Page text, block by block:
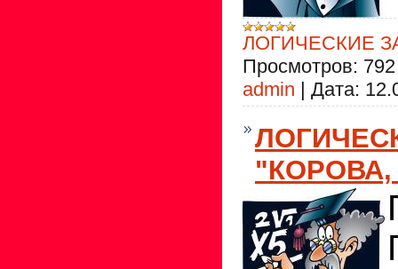
ЛОГИЧЕСКИЕ
Просмотров: 792
admin | Дата:
"КОРОВА,